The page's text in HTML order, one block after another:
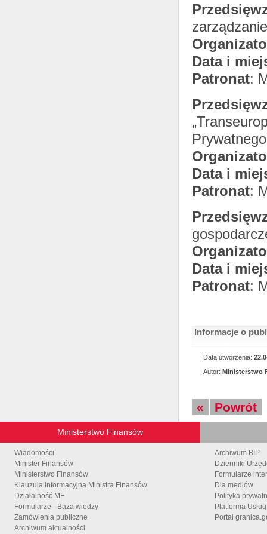
Data i
Patronat:
Data i
Patronat:
Data i
Patronat:
Informacje o
Data utworzenia:
Autor: Ministerstwo
« Powrót
Ministerstwo Finansów
Wiadomości
Minister Finansów
Ministerstwo Finansów
Klauzula informacyjna Ministra Finansów
Działalność MF
Formularze - Baza wiedzy
Zamówienia publiczne
Archiwum aktualności
Archiwum BIP
Dzienniki
Formularze
Dla mediów
Polityka
Platforma
Portal